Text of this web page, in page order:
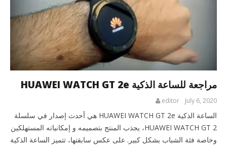
مراجعة للساعة الذكية HUAWEI WATCH GT 2e
July 6, 2020
editor
الساعة الذكية HUAWEI WATCH GT 2e هي أحدث إصدار في سلسلة
HUAWEI WATCH GT 2، يجذب المنتج بتصميمه و إمكانياته المستهلكين
وخاصة فئة الشباب بشكل كبير. على عكس سابقتها، تتميز الساعة الذكية